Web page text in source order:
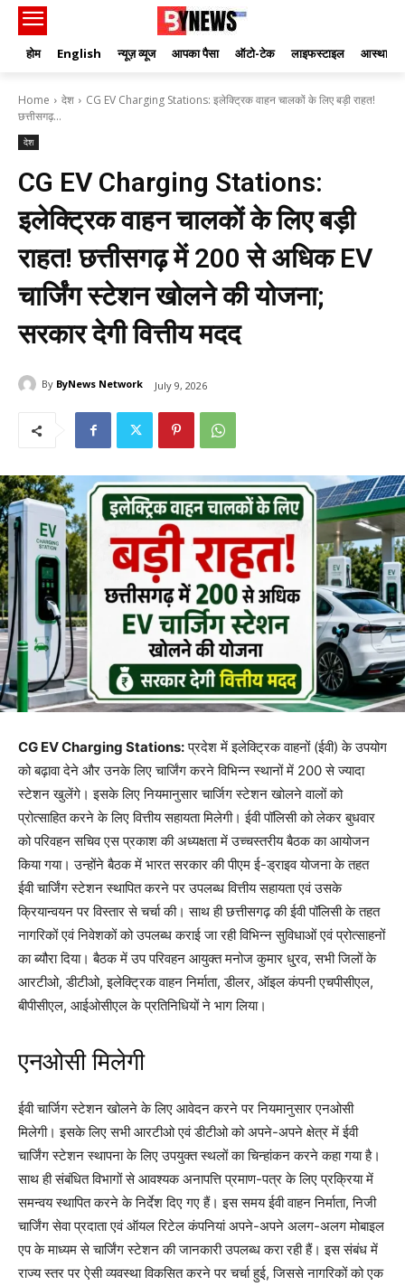
होम English न्यूज़ व्यूज आपका पैसा ऑटो-टेक लाइफस्टाइल आस्था
Home देश
CG EV Charging Stations: इलेक्ट्रिक वाहन चालकों के लिए बड़ी राहत!
छत्तीसगढ़...
देश
CG EV Charging Stations:
इलेक्ट्रिक वाहन चालकों के लिए बड़ी
राहत! छत्तीसगढ़ में 200 से अधिक EV
चार्जिंग स्टेशन खोलने की योजना;
सरकार देगी वित्तीय मदद
By ByNews Network July 9, 2026
CG EV Charging Stations:प्रदेश में इलेक्ट्रिक वाहनों (ईवी) के उपयोग
को बढ़ावा देने और उनके लिए चार्जिंग करने विभिन्न स्थानों में 200 से ज्यादा
स्टेशन खुलेंगे। इसके लिए नियमानुसार चार्जिग स्टेशन खोलने वालों को
प्रोत्साहित करने के लिए वित्तीय सहायता मिलेगी। ईवी पॉलिसी को लेकर बुधवार
को परिवहन सचिव एस प्रकाश की अध्यक्षता में उच्चस्तरीय बैठक का आयोजन
किया गया। उन्होंने बैठक में भारत सरकार की पीएम ई-ड्राइव योजना के तहत
ईवी चार्जिंग स्टेशन स्थापित करने पर उपलब्ध वित्तीय सहायता एवं उसके
क्रियान्वयन पर विस्तार से चर्चा की। साथ ही छत्तीसगढ़ की ईवी पॉलिसी के तहत
नागरिकों एवं निवेशकों को उपलब्ध कराई जा रही विभिन्न सुविधाओं एवं प्रोत्साहनों
का ब्यौरा दिया। बैठक में उप परिवहन आयुक्त मनोज कुमार धु्रव, सभी जिलों के
आरटीओ, डीटीओ, इलेक्ट्रिक वाहन निर्माता, डीलर, ऑइल कंपनी एचपीसीएल,
बीपीसीएल, आईओसीएल के प्रतिनिधियों ने भाग लिया।
एनओसी मिलेगी
ईवी चार्जिग स्टेशन खोलने के लिए आवेदन करने पर नियमानुसार एनओसी
मिलेगी। इसके लिए सभी आरटीओ एवं डीटीओ को अपने-अपने क्षेत्र में ईवी
चार्जिंग स्टेशन स्थापना के लिए उपयुक्त स्थलों का चिन्हांकन करने कहा गया है।
साथ ही संबंधित विभागों से आवश्यक अनापत्ति प्रमाण-पत्र के लिए प्रक्रिया में
समन्वय स्थापित करने के निर्देश दिए गए हैं। इस समय ईवी वाहन निर्माता, निजी
चार्जिंग सेवा प्रदाता एवं ऑयल रिटेल कंपनियां अपने-अपने अलग-अलग मोबाइल
एप के माध्यम से चार्जिंग स्टेशन की जानकारी उपलब्ध करा रही हैं। इस संबंध में
राज्य स्तर पर ऐसी व्यवस्था विकसित करने पर चर्चा हुई, जिससे नागरिकों को एक